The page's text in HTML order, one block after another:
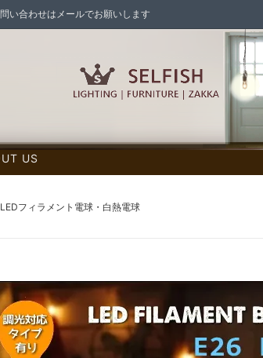
合わせはメールでお願いします
ランプシェード各種
天然木の家具
US
LEDフィラメント電球・白熱電球